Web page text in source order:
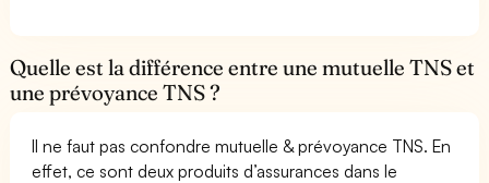
Quelle est la différence entre une mutuelle TNS et
une prévoyance TNS ?
Il ne faut pas confondre mutuelle & prévoyance TNS. En
effet, ce sont deux produits d’assurances dans le